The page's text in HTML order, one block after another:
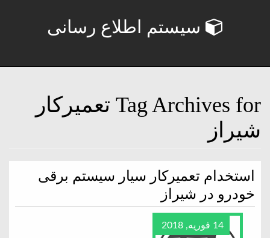
سیستم اطلاع رسانی
Tag Archives for تعمیرکار
شیراز
استخدام تعمیرکار سیار سیستم برقی
خودرو در شیراز
14 فوریه, 2018